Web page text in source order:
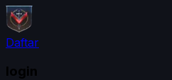
Daftar
login